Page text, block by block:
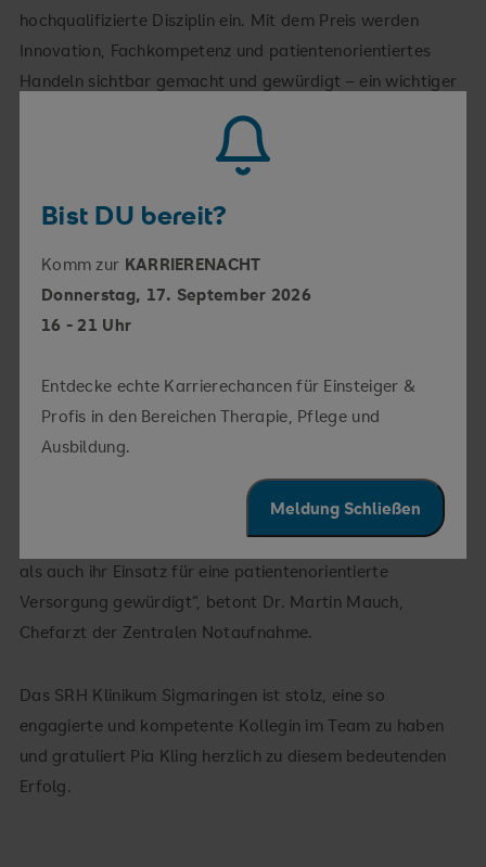
Bist DU bereit?
Komm zur KARRIERENACHT
Donnerstag, 17. September 2026
16 - 21 Uhr
Entdecke echte Karrierechancen für Einsteiger &
Profis in den Bereichen Therapie, Pflege und
Ausbildung.
Meldung Schließen
hochqualifizierte Disziplin ein. Mit dem Preis werden
Innovation, Fachkompetenz und patientenorientiertes
Handeln sichtbar gemacht und gewürdigt – ein wichtiger
Beitrag zur Qualitätssicherung und Weiterentwicklung der
Engagement und Karriereweg
Landkreis Sigmaringen und arbeitet seit 2017 in der
Zentralen Notaufnahme. Sie hat die Fachweiterbildung
für Notfallpflege erfolgreich absolviert, Theorie an der
Praxiserfahrung im Rettungsdienst sowie auf
verschiedenen Stationen gesammelt. Aktuell bereitet sie
sich auf die Weiterbildung zur Praxisanleiterin vor, um ihr
Wissen künftig an Kolleg:innen gezielt weiterzugeben.
„Mit dem Preis werden sowohl ihre fachliche Kompetenz
als auch ihr Einsatz für eine patientenorientierte
Versorgung gewürdigt“, betont Dr. Martin Mauch,
Chefarzt der Zentralen Notaufnahme.
Das SRH Klinikum Sigmaringen ist stolz, eine so
engagierte und kompetente Kollegin im Team zu haben
und gratuliert Pia Kling herzlich zu diesem bedeutenden
Erfolg.